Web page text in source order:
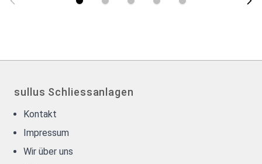
sullus Schliessanlagen
Kontakt
Impressum
Wir über uns